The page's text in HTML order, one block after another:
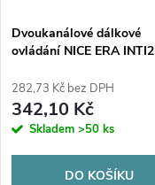
p
r
o
s
p
r
o
Dvoukanálové dálkové
ovládání NICE ERA INTI2
282,73 Kč bez DPH
342,10 Kč
Skladem >50 ks
DO KOŠÍKU